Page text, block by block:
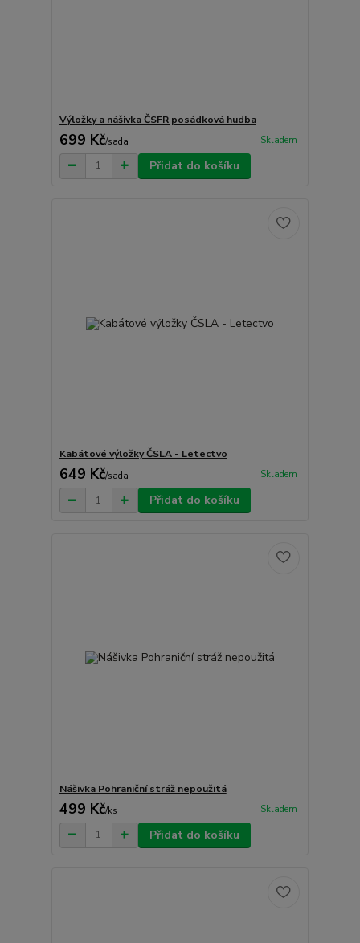
Výložky a nášivka ČSFR posádková hudba
699 Kč/sada Skladem
Přidat do košíku
Kabátové výložky ČSLA - Letectvo
649 Kč/sada Skladem
Přidat do košíku
Nášivka Pohraniční stráž nepoužitá
499 Kč/ks Skladem
Přidat do košíku